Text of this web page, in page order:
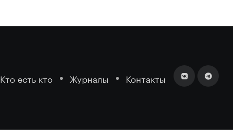
Кто есть кто Журналы Контакты